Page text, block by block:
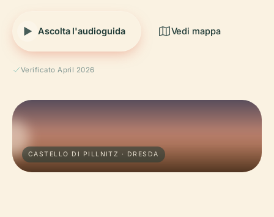
Ascolta l'audioguida Vedi mappa
Verificato April 2026
CASTELLO DI PILLNITZ · DRESDA